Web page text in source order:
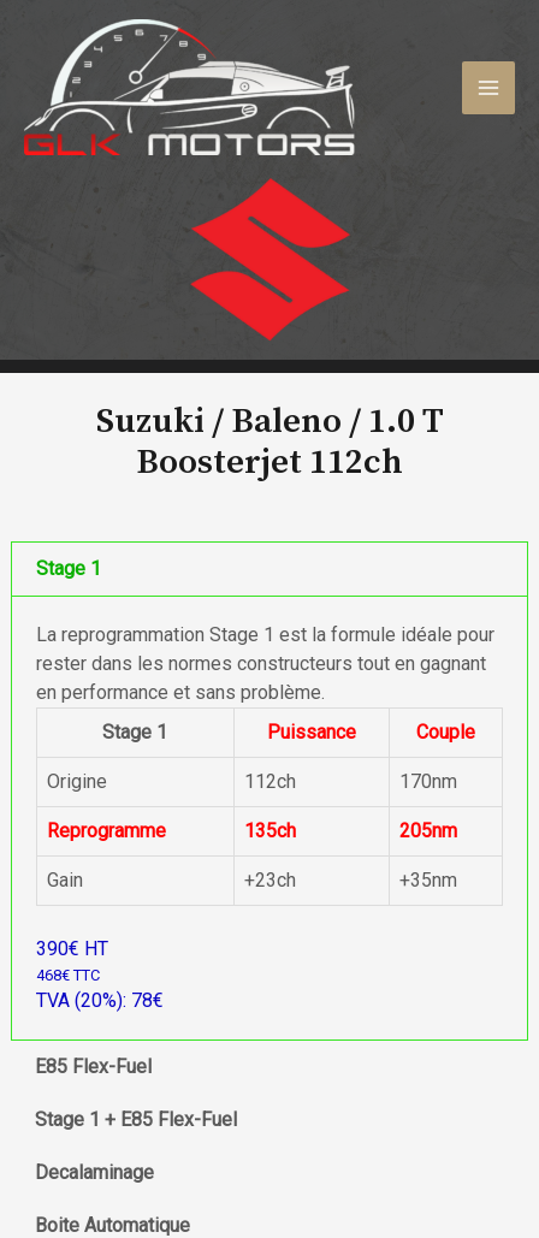
contenu
Suzuki / Baleno / 1.0 T
Boosterjet 112ch
Stage 1
La reprogrammation Stage 1 est la formule idéale pour
rester dans les normes constructeurs tout en gagnant
en performance et sans problème.
Stage 1
Puissance Couple
Origine 112ch 170nm
Reprogramme 135ch 205nm
Gain +23ch +35nm
390€ HT
468€ TTC
TVA (20%): 78€
E85 Flex-Fuel
Stage 1 + E85 Flex-Fuel
Decalaminage
Boite Automatique